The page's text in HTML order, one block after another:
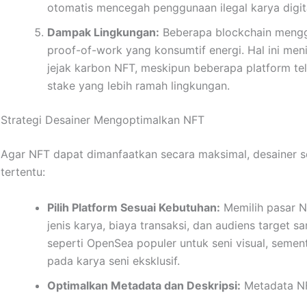
otomatis mencegah penggunaan ilegal karya
Dampak Lingkungan: Beberapa blockchain
proof-of-work yang konsumtif energi. Hal ini
jejak karbon NFT, meskipun beberapa platform
stake yang lebih ramah lingkungan.
Strategi Desainer Mengoptimalkan NFT
Agar NFT dapat dimanfaatkan secara maksimal, desainer
tertentu:
Pilih Platform Sesuai Kebutuhan: Memilih pasar
jenis karya, biaya transaksi, dan audiens target
seperti OpenSea populer untuk seni visual,
pada karya seni eksklusif.
Optimalkan Metadata dan Deskripsi: Metadata